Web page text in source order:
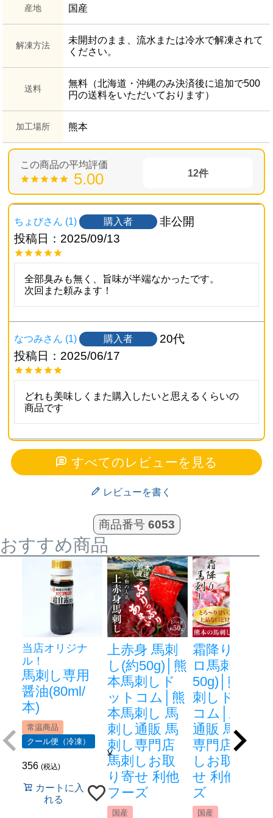
産地 国産
解凍方法
未開封のまま、流水または冷水で解凍されて
ください。
送料
無料（北海道・沖縄のみ決済後に追加で500
円の送料をいただいております）
加工場所 熊本
5.00 12
ちょび 1 購入者
非公開
投稿日
2025/09/13
全部臭みも無く、旨味が半端なかったです。
次回また頼みます！
なつみ 1 購入者
20代
投稿日
2025/06/17
どれも美味しくまた購入したいと思えるくらいの
商品です
毎日サンデー 1 購入者
非公開
投稿日
2025/05/28
20代の頃に父親が馬刺しを購入して初めて食べ肉
の旨み甘さを実感しました。最近（60代）になっ
て無性に馬刺しが食べたくてこちらにオーダーし
ました。6種食べ比べを注文し大袈裟かもしれませ
んが、一口食べた瞬間20代の頃を思い出しまし
た。馬肉の旨み甘さ本当に美味しいです。
５月に二度注文しました。それだけ美味しいんで
マキバオー 購入者
非公開
投稿日
2025/05/09
６種スペシャルセットを購入したのですがメチャ
美味い！歳のせいか牛肉はちょっと辛い。馬肉は
さっぱりしてて、とても美味しい。これからは馬
肉でしょ！
ミゾ 1 購入者
大阪府
投稿日
2025/04/29
すべてのレビューを見る
レビューを書く
商品番号 6053
おすすめ商品
当店オリジナ
ル！
馬刺し専用
醤油(80ml/
本)
常温商品
クール便（冷凍）
¥
356 税込
カートに入
れる
上赤身 馬刺
し(約50g)│熊
本馬刺しド
ットコム│熊
本馬刺し 馬
刺し通販 馬
刺し専門店
馬刺しお取
り寄せ 利他
フーズ
国産
霜降り 中ト
ロ馬刺し(約
50g)│熊本馬
刺しドット
コム│馬刺し
通販 馬刺し
専門店 馬刺
しお取り寄
せ 利他フー
ズ
国産